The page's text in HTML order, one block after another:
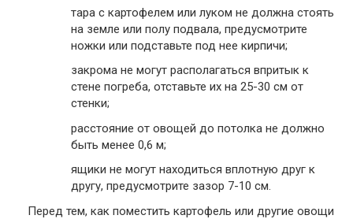
тара с картофелем или луком не должна стоять
на земле или полу подвала, предусмотрите
ножки или подставьте под нее кирпичи;
закрома не могут располагаться впритык к
стене погреба, отставьте их на 25-30 см от
стенки;
расстояние от овощей до потолка не должно
быть менее 0,6 м;
ящики не могут находиться вплотную друг к
другу, предусмотрите зазор 7-10 см.
Перед тем, как поместить картофель или другие овощи